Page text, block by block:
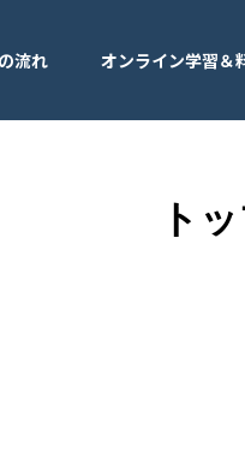
流れ オンライン学習＆
ト